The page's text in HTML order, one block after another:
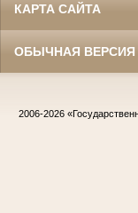
КАРТА САЙТА
ОБЫЧНАЯ ВЕРСИЯ
2006-2026